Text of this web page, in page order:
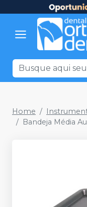
Home
Bandeja Média